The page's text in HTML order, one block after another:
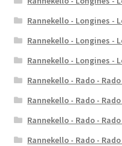
Rannekello - Longines -
Rannekello - Longines -
Rannekello - Longines -
Rannekello - Rado -
Rannekello - Rado -
Rannekello - Rado -
Rannekello - Rado -